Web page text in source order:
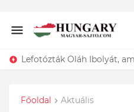
Főoldal Aktuális